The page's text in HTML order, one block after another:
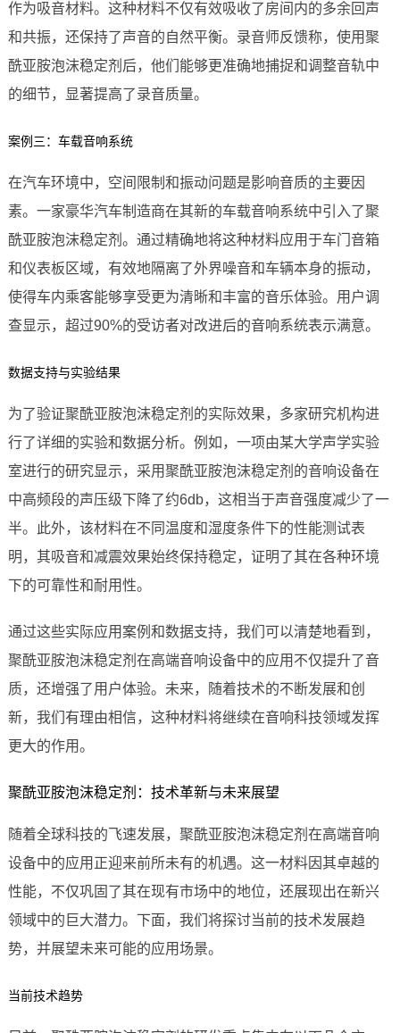
作为吸音材料。这种材料不仅有效吸收了房间内的多余回声
和共振，还保持了声音的自然平衡。录音师反馈称，使用聚
酰亚胺泡沫稳定剂后，他们能够更准确地捕捉和调整音轨中
的细节，显著提高了录音质量。
案例三：车载音响系统
在汽车环境中，空间限制和振动问题是影响音质的主要因
素。一家豪华汽车制造商在其新的车载音响系统中引入了聚
酰亚胺泡沫稳定剂。通过精确地将这种材料应用于车门音箱
和仪表板区域，有效地隔离了外界噪音和车辆本身的振动，
使得车内乘客能够享受更为清晰和丰富的音乐体验。用户调
查显示，超过90%的受访者对改进后的音响系统表示满意。
数据支持与实验结果
为了验证聚酰亚胺泡沫稳定剂的实际效果，多家研究机构进
行了详细的实验和数据分析。例如，一项由某大学声学实验
室进行的研究显示，采用聚酰亚胺泡沫稳定剂的音响设备在
中高频段的声压级下降了约6db，这相当于声音强度减少了一
半。此外，该材料在不同温度和湿度条件下的性能测试表
明，其吸音和减震效果始终保持稳定，证明了其在各种环境
下的可靠性和耐用性。
通过这些实际应用案例和数据支持，我们可以清楚地看到，
聚酰亚胺泡沫稳定剂在高端音响设备中的应用不仅提升了音
质，还增强了用户体验。未来，随着技术的不断发展和创
新，我们有理由相信，这种材料将继续在音响科技领域发挥
更大的作用。
聚酰亚胺泡沫稳定剂：技术革新与未来展望
随着全球科技的飞速发展，聚酰亚胺泡沫稳定剂在高端音响
设备中的应用正迎来前所未有的机遇。这一材料因其卓越的
性能，不仅巩固了其在现有市场中的地位，还展现出在新兴
领域中的巨大潜力。下面，我们将探讨当前的技术发展趋
势，并展望未来可能的应用场景。
当前技术趋势